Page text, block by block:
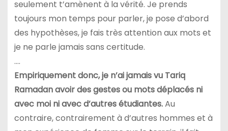
seulement t’amènent à la vérité. Je prends
toujours mon temps pour parler, je pose d’abord
des hypothèses, je fais très attention aux mots et
je ne parle jamais sans certitude.
….
Empiriquement donc, je n’ai jamais vu Tariq
Ramadan avoir des gestes ou mots déplacés ni
avec moi ni avec d’autres étudiantes.Au
contraire, contrairement à d’autres hommes et à